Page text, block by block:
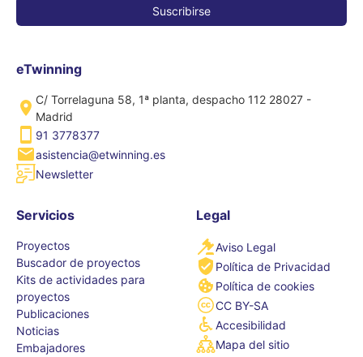
eTwinning
C/ Torrelaguna 58, 1ª planta, despacho 112 28027 -
Madrid
91 3778377
asistencia@etwinning.es
Newsletter
Servicios
Proyectos
Buscador de proyectos
Kits de actividades para
proyectos
Publicaciones
Noticias
Embajadores
Legal
Aviso Legal
Política de Privacidad
Política de cookies
CC BY-SA
Accesibilidad
Mapa del sitio